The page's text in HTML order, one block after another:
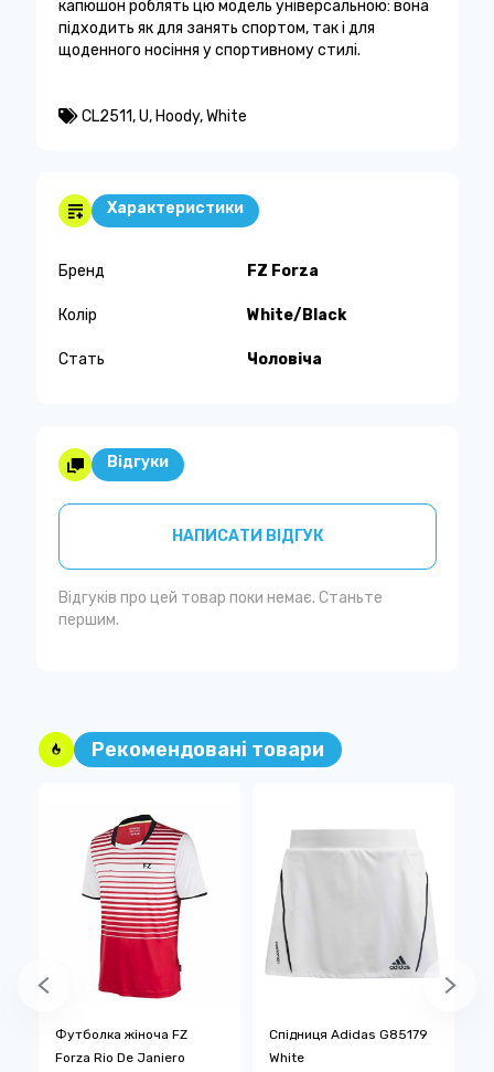
капюшон роблять цю модель універсальною: вона
підходить як для занять спортом, так і для
щоденного носіння у спортивному стилі.
CL2511,U, Hoody,White
Характеристики
Бренд FZ Forza
Колір White/Black
Стать Чоловіча
Відгуки
НАПИСАТИ ВІДГУК
Відгуків про цей товар поки немає. Станьте
першим.
Рекомендовані товари
Футболка жіноча FZ
Forza Rio De Janiero
Спідниця Adidas G85179
White